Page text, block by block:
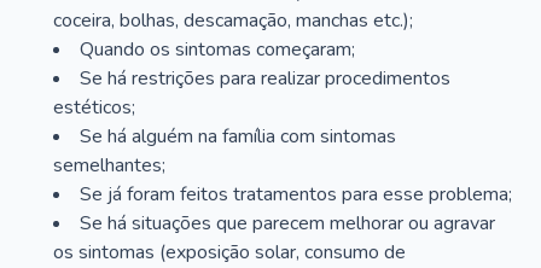
coceira, bolhas, descamação, manchas etc.);
Quando os sintomas começaram;
Se há restrições para realizar procedimentos
estéticos;
Se há alguém na família com sintomas
semelhantes;
Se já foram feitos tratamentos para esse problema;
Se há situações que parecem melhorar ou agravar
os sintomas (exposição solar, consumo de